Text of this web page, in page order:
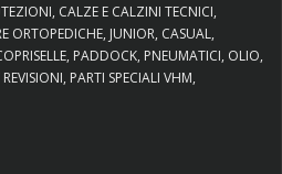
CALZE E CALZINI TECNICI
ORTOPEDICHE JUNIOR CASUAL
PADDOCK PNEUMATICI OLIO
REVISIONI PARTI SPECIALI VHM